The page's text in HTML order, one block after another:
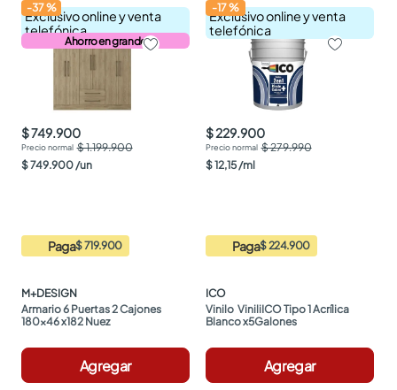
Exclusivo online y venta
telefónica
Ahorro en grande
-37%
$ 749.900
$ 1.199.900
$749.900/un
Paga$ 719.900
M+DESIGN
Armario 6 Puertas 2 Cajones
180x46 x182 Nuez
Agregar
Exclusivo online y venta
telefónica
-17%
$ 229.900
$ 279.990
$12,15/ml
Paga$ 224.900
ICO
Vinilo  ViniliICO Tipo 1 Acrílica
Blanco x5Galones
Agregar